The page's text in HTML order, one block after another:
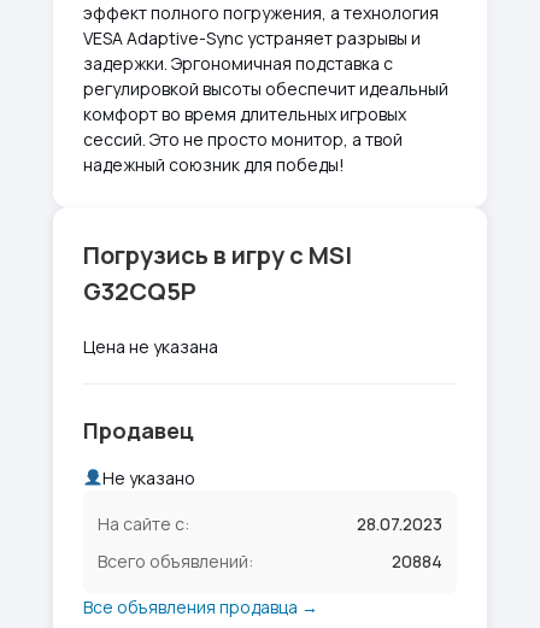
эффект полного погружения, а технология
VESA Adaptive-Sync устраняет разрывы и
задержки. Эргономичная подставка с
регулировкой высоты обеспечит идеальный
комфорт во время длительных игровых
сессий. Это не просто монитор, а твой
надежный союзник для победы!
Погрузись в игру с MSI
G32CQ5P
Цена не указана
Продавец
Не указано
На сайте с:
28.07.2023
Всего объявлений:
20884
Все объявления продавца →